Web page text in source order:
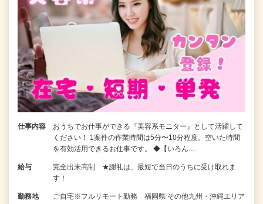
仕事内容
おうちでお仕事ができる『美容系モニター』として活躍して
ください！ 1案件の作業時間は5分〜10分程度。空いた時間
を有効活用できるお仕事です。 ◆【いろん…
給与
完全出来高制 ★謝礼は、最短で当日のうちに受け取れま
す！
勤務地
ご自宅※フルリモート勤務 福岡県 その他九州・沖縄エリア